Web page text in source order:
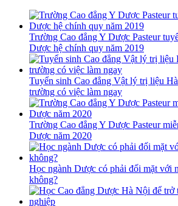
Trường Cao đẳng Y Dược Pasteur
Dược hệ chính quy năm 2019
Tuyển sinh Cao đẳng Vật lý trị liệu
trường có việc làm ngay
Trường Cao đẳng Y Dược Pasteur
Dược năm 2020
Học ngành Dược có phải đối mặt với
không?